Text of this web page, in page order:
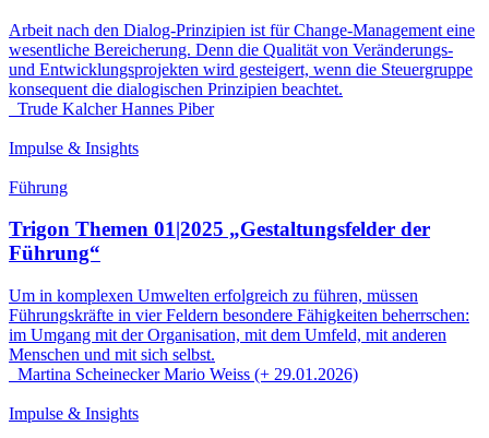
Arbeit nach den Dialog-Prinzipien ist für Change-Management eine
wesentliche Bereicherung. Denn die Qualität von Veränderungs-
und Entwicklungsprojekten wird gesteigert, wenn die Steuergruppe
konsequent die dialogischen Prinzipien beachtet.
Trude Kalcher Hannes Piber
Impulse & Insights
Führung
Trigon Themen 01|2025 „Gestaltungsfelder der
Führung“
Um in komplexen Umwelten erfolgreich zu führen, müssen
Führungskräfte in vier Feldern besondere Fähigkeiten beherrschen:
im Umgang mit der Organisation, mit dem Umfeld, mit anderen
Menschen und mit sich selbst.
Martina Scheinecker Mario Weiss (+ 29.01.2026)
Impulse & Insights